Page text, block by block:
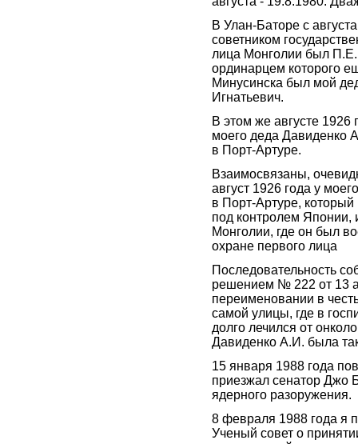
В Улан-Баторе с
советником
лица Монголии был
ординарцем которого
Минусинска был мой
Игнатьевич.
В этом же августе 1926
моего деда Давиденко
в Порт-Артуре.
Взаимосвязаны,
август 1926 года у
в Порт-Артуре,
под контролем Японии,
Монголии, где он был
охране первого лица
Последовательность
решением № 222 от 13
переименовании в
самой улицы, где в
долго лечился от
Давиденко А.И. была
15 января 1988 года
приезжал сенатор Джо
ядерного разоружения.
8 февраля 1988 года я
Ученый совет о